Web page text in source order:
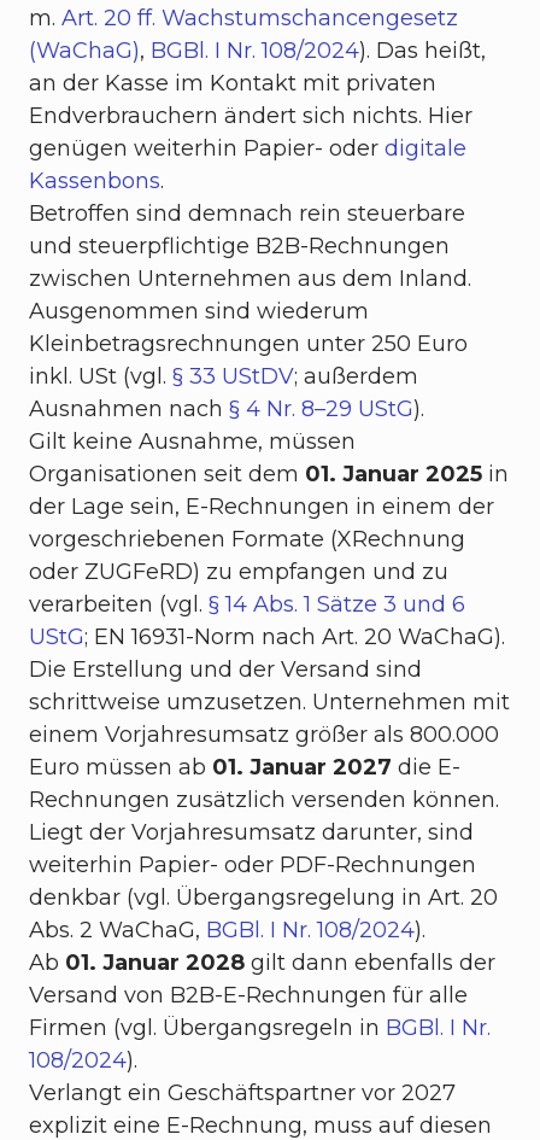
m. Art. 20 ff. Wachstumschancengesetz
(WaChaG), BGBl. I Nr. 108/2024). Das heißt,
an der Kasse im Kontakt mit privaten
Endverbrauchern ändert sich nichts. Hier
genügen weiterhin Papier- oder digitale
Kassenbons.
Betroffen sind demnach rein steuerbare
und steuerpflichtige B2B-Rechnungen
zwischen Unternehmen aus dem Inland.
Ausgenommen sind wiederum
Kleinbetragsrechnungen unter 250 Euro
inkl. USt (vgl. § 33 UStDV; außerdem
Ausnahmen nach § 4 Nr. 8–29 UStG).
Gilt keine Ausnahme, müssen
Organisationen seit dem 01. Januar 2025 in
der Lage sein, E-Rechnungen in einem der
vorgeschriebenen Formate (XRechnung
oder ZUGFeRD) zu empfangen und zu
verarbeiten (vgl. § 14 Abs. 1 Sätze 3 und 6
UStG; EN 16931-Norm nach Art. 20 WaChaG).
Die Erstellung und der Versand sind
schrittweise umzusetzen. Unternehmen mit
einem Vorjahresumsatz größer als 800.000
Euro müssen ab 01. Januar 2027 die E-
Rechnungen zusätzlich versenden können.
Liegt der Vorjahresumsatz darunter, sind
weiterhin Papier- oder PDF-Rechnungen
denkbar (vgl. Übergangsregelung in Art. 20
Abs. 2 WaChaG, BGBl. I Nr. 108/2024).
Ab 01. Januar 2028 gilt dann ebenfalls der
Versand von B2B-E-Rechnungen für alle
Firmen (vgl. Übergangsregeln in BGBl. I Nr.
108/2024).
Verlangt ein Geschäftspartner vor 2027
explizit eine E-Rechnung, muss auf diesen